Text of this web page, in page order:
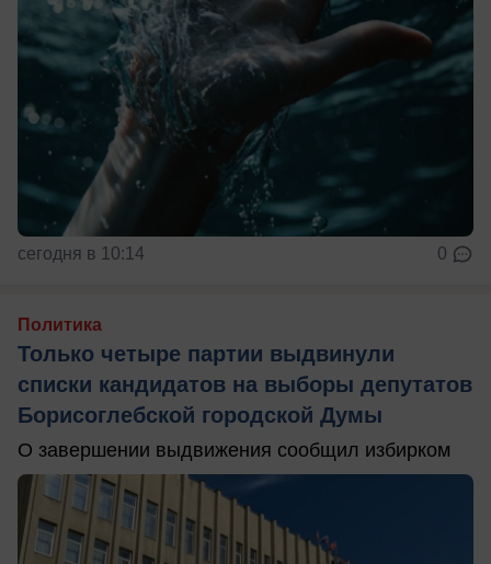
сегодня в 10:14 0
Политика
Только четыре партии выдвинули
списки кандидатов на выборы депутатов
Борисоглебской городской Думы
О завершении выдвижения сообщил избирком